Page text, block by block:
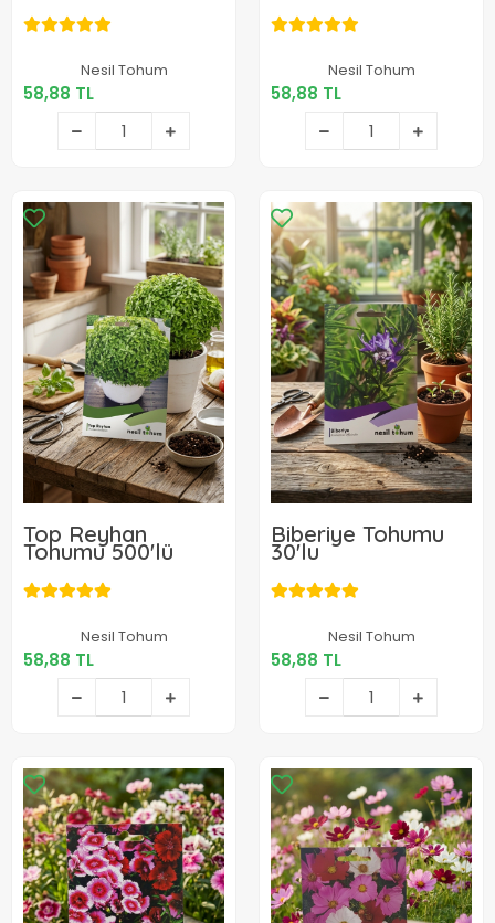
Nesil Tohum
58,88 TL
58,88 TL
Sepete Ekle
Nesil Tohum
58,88 TL
58,88 TL
Sepete Ekle
Top Reyhan
Tohumu 500'lü
Nesil Tohum
58,88 TL
58,88 TL
Sepete Ekle
Biberiye Tohumu
30'lu
Nesil Tohum
58,88 TL
58,88 TL
Sepete Ekle